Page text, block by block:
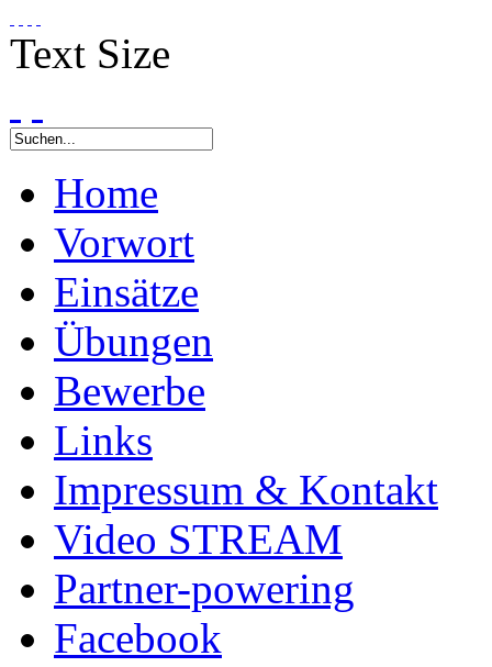
Text Size
Home
Vorwort
Einsätze
Übungen
Bewerbe
Links
Impressum & Kontakt
Video STREAM
Partner-powering
Facebook